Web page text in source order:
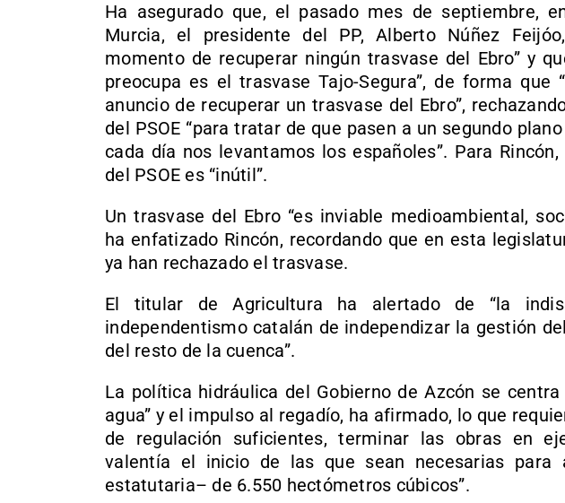
Ha asegurado que, el pasado mes de septiembre,
Murcia, el presidente del PP, Alberto Núñez
momento de recuperar ningún trasvase del Ebro” y
preocupa es el trasvase Tajo-Segura”, de forma que
anuncio de recuperar un trasvase del Ebro”,
del PSOE “para tratar de que pasen a un segundo
cada día nos levantamos los españoles”. Para
del PSOE es “inútil”.
Un trasvase del Ebro “es inviable medioambiental,
ha enfatizado Rincón, recordando que en esta
ya han rechazado el trasvase.
El titular de Agricultura ha alertado de “la
independentismo catalán de independizar la gestión
del resto de la cuenca”.
La política hidráulica del Gobierno de Azcón se
agua” y el impulso al regadío, ha afirmado, lo que
de regulación suficientes, terminar las obras en
valentía el inicio de las que sean necesarias para
estatutaria– de 6.550 hectómetros cúbicos”.